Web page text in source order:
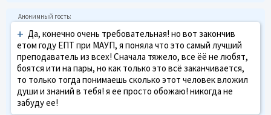
+ Да, конечно очень требовательная! но вот закончив
етом году ЕПТ при МАУП, я поняла что это самый лучший
преподаватель из всех! Сначала тяжело, все ёё не любят,
боятся ити на пары, но как только это всё заканчивается,
то только тогда понимаешь сколько этот человек вложил
души и знаний в тебя! я ее просто обожаю! никогда не
забуду ее!